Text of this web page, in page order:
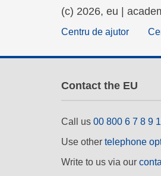
(c) 2026, eu |
Centru de ajutor
Contact the EU
Call us 00 800 6 7 8 9
Use other telephone
Write to us via our